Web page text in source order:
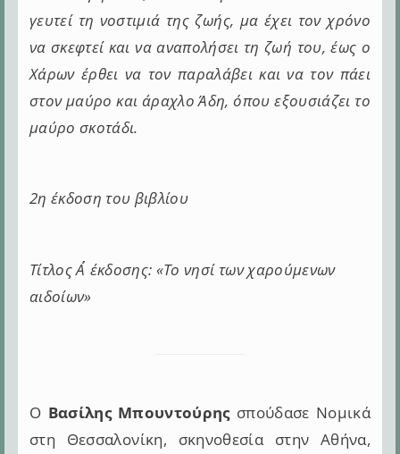
γευτεί τη νοστιμιά της ζωής, μα έχει τον χρόνο
να σκεφτεί και να αναπολήσει τη ζωή του, έως ο
Χάρων έρθει να τον παραλάβει και να τον πάει
στον μαύρο και άραχλο Άδη, όπου εξουσιάζει το
μαύρο σκοτάδι.
2η έκδοση του βιβλίου
Τίτλος Α΄΄ έκδοσης: «Το νησί των χαρούμενων
αιδοίων»
Ο Βασίλης Μπουντούρης σπούδασε Νομικά
στη Θεσσαλονίκη, σκηνοθεσία στην Αθήνα,